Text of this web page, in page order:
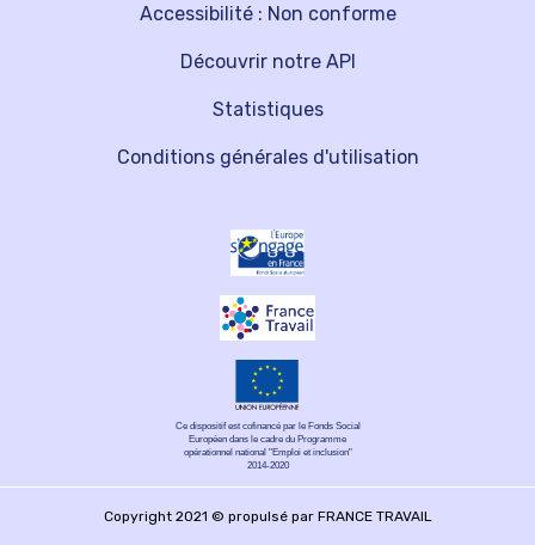
Découvrir notre API
Statistiques
Accessibilité : Non conforme
Conditions générales d'utilisation
Ce dispositif est cofinancé par le Fonds Social
Européen dans le cadre du Programme
opérationnel national "Emploi et inclusion"
2014-2020
Copyright 2021 © propulsé par FRANCE TRAVAIL